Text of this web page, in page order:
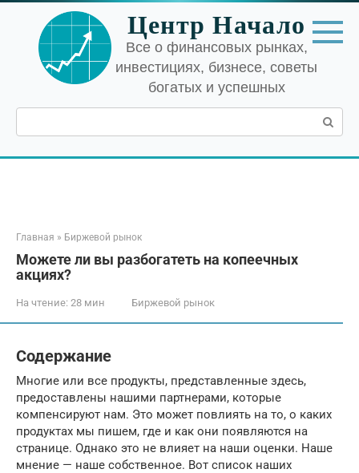
Перейти
контенту
Центр Начало
Все о финансовых рынках,
инвестициях, бизнесе, советы
богатых и успешных
Поиск:
Главная » Биржевой рынок
Можете ли вы разбогатеть на копеечных
акциях?
На чтение: 28 мин Биржевой рынок
Содержание
Многие или все продукты, представленные здесь,
предоставлены нашими партнерами, которые
компенсируют нам. Это может повлиять на то, о каких
продуктах мы пишем, где и как они появляются на
странице. Однако это не влияет на наши оценки. Наше
мнение — наше собственное. Вот список наших